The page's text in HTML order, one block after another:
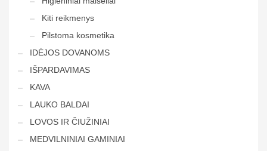
Kiti reikmenys
Pilstoma kosmetika
IDĖJOS DOVANOMS
IŠPARDAVIMAS
KAVA
LAUKO BALDAI
LOVOS IR ČIUŽINIAI
MEDVILNINIAI GAMINIAI